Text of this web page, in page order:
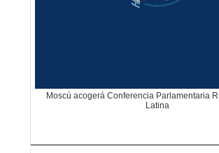
Moscú acogerá Conferencia Parlamentaria
Latina